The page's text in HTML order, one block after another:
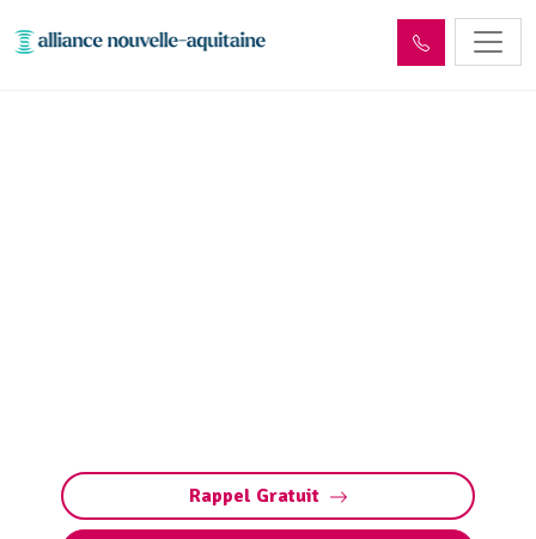
Rappel Gratuit